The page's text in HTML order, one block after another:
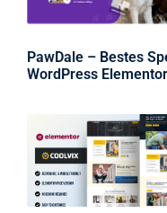
PawDale – Bestes
WordPress